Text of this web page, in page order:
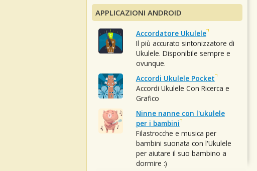
APPLICAZIONI ANDROID
Accordatore Ukulele
Il più accurato sintonizzatore di
Ukulele. Disponibile sempre e
ovunque.
Accordi Ukulele Pocket
Accordi Ukulele Con Ricerca e
Grafico
Ninne nanne con l'ukulele
per i bambini
Filastrocche e musica per
bambini suonata con l'Ukulele
per aiutare il suo bambino a
dormire :)